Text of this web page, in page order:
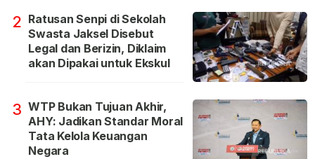
2 Ratusan Senpi di Sekolah
Swasta Jaksel Disebut
Legal dan Berizin, Diklaim
akan Dipakai untuk Ekskul
3 WTP Bukan Tujuan Akhir,
AHY: Jadikan Standar Moral
Tata Kelola Keuangan
Negara